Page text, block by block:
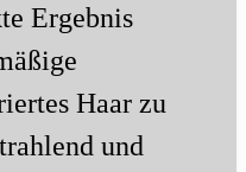
Ergebnis
Haar zu
und